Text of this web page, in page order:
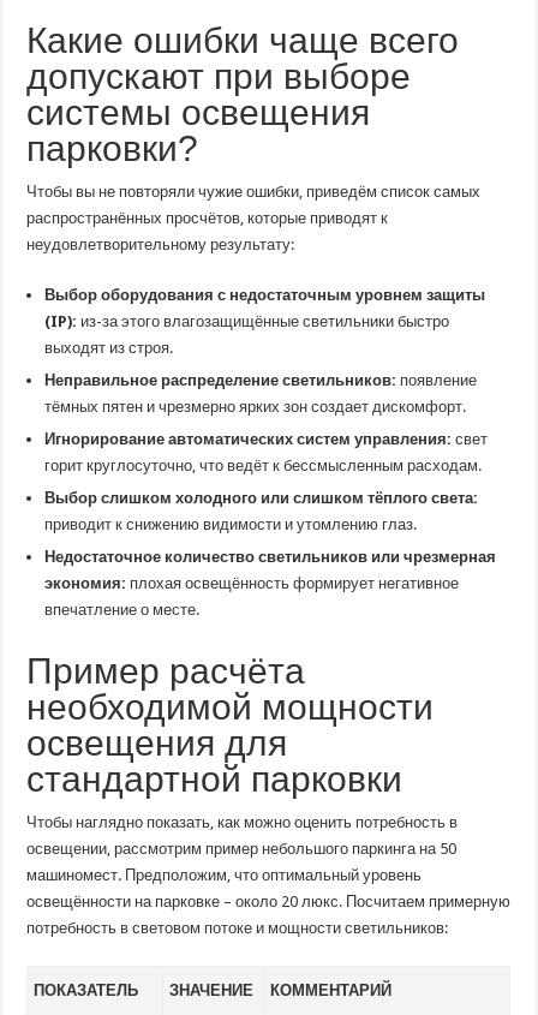
Какие ошибки чаще всего
допускают при выборе
системы освещения
парковки?
Чтобы вы не повторяли чужие ошибки, приведём список самых
распространённых просчётов, которые приводят к
неудовлетворительному результату:
Выбор оборудования с недостаточным уровнем защиты
(IP): из-за этого влагозащищённые светильники быстро
выходят из строя.
Неправильное распределение светильников: появление
тёмных пятен и чрезмерно ярких зон создает дискомфорт.
Игнорирование автоматических систем управления: свет
горит круглосуточно, что ведёт к бессмысленным расходам.
Выбор слишком холодного или слишком тёплого света:
приводит к снижению видимости и утомлению глаз.
Недостаточное количество светильников или чрезмерная
экономия: плохая освещённость формирует негативное
впечатление о месте.
Пример расчёта
необходимой мощности
освещения для
стандартной парковки
Чтобы наглядно показать, как можно оценить потребность в
освещении, рассмотрим пример небольшого паркинга на 50
машиномест. Предположим, что оптимальный уровень
освещённости на парковке – около 20 люкс. Посчитаем примерную
потребность в световом потоке и мощности светильников:
ПОКАЗАТЕЛЬ ЗНАЧЕНИЕ КОММЕНТАРИЙ